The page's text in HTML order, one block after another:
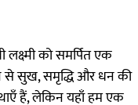
लक्ष्मी को समर्पित एक
से सुख, समृद्धि और धन की
हैं, लेकिन यहाँ हम एक